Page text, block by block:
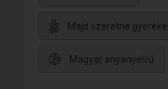
Majd szeretne
Magyar anyanyelvű